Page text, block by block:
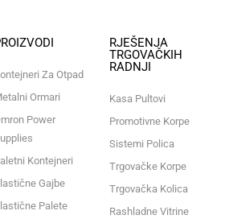
Za Otpad
Ormari
Power
Kontejneri
Gajbe
Palete
RJEŠENJA
TRGOVAČKIH
RADNJI
Kasa Pultovi
Promotivne Korpe
Sistemi Polica
Trgovačke Korpe
Trgovačka Kolica
Rashladne Vitrine